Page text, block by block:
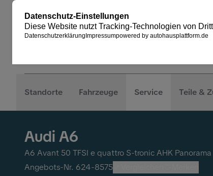
Standorte Fahrzeuge Service Teile &
Audi A6
A6 Avant 50 TFSI e quattro S-tronic AHK Panorama
Angebots-Nr. 624-8575